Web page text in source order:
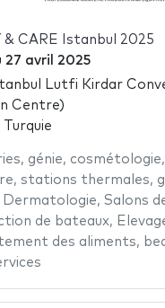
& CARE Istanbul 2025
27 avril 2025
Lutfi Kirdar
Centre)
Turquie
, génie, cosmétologie,
, stations thermales,
Dermatologie, Salons
de bateaux,
des aliments,